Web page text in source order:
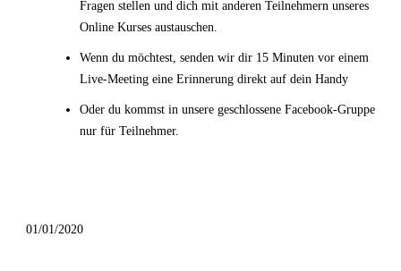
Fragen stellen und dich mit anderen Teilnehmern unseres
Online Kurses austauschen.
Wenn du möchtest, senden wir dir 15 Minuten vor einem
Live-Meeting eine Erinnerung direkt auf dein Handy
Oder du kommst in unsere geschlossene Facebook-Gruppe
nur für Teilnehmer.
01/01/2020